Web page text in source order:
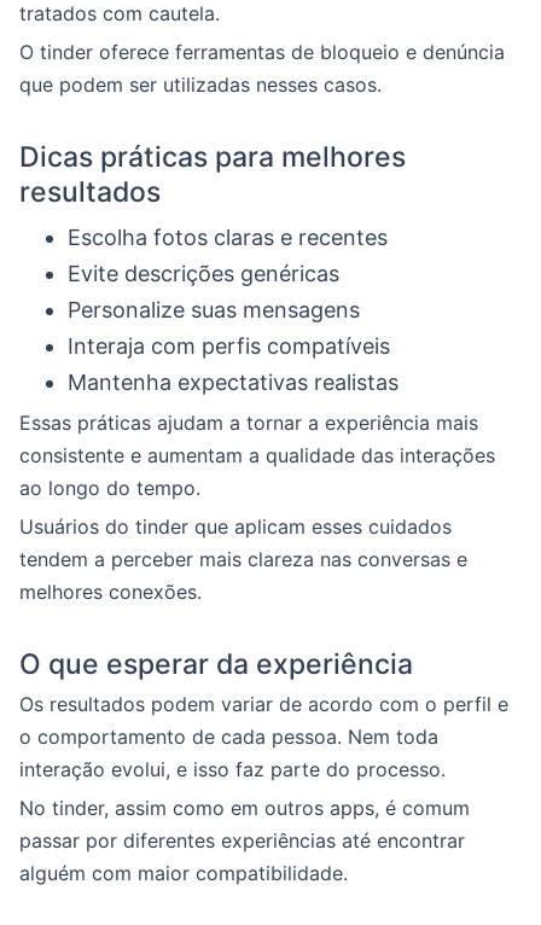
tratados com cautela.
O tinder oferece ferramentas de bloqueio e denúncia
que podem ser utilizadas nesses casos.
Dicas práticas para melhores
resultados
Escolha fotos claras e recentes
Evite descrições genéricas
Personalize suas mensagens
Interaja com perfis compatíveis
Mantenha expectativas realistas
Essas práticas ajudam a tornar a experiência mais
consistente e aumentam a qualidade das interações
ao longo do tempo.
Usuários do tinder que aplicam esses cuidados
tendem a perceber mais clareza nas conversas e
melhores conexões.
O que esperar da experiência
Os resultados podem variar de acordo com o perfil e
o comportamento de cada pessoa. Nem toda
interação evolui, e isso faz parte do processo.
No tinder, assim como em outros apps, é comum
passar por diferentes experiências até encontrar
alguém com maior compatibilidade.